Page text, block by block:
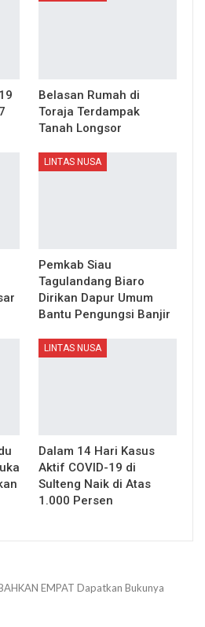
Belasan Rumah di
Toraja Terdampak
Tanah Longsor
LINTAS NUSA
Pemkab Siau
Tagulandang Biaro
Dirikan Dapur Umum
Bantu Pengungsi Banjir
LINTAS NUSA
Dalam 14 Hari Kasus
Aktif COVID-19 di
Sulteng Naik di Atas
1.000 Persen
EMPAT Dapatkan Bukunya